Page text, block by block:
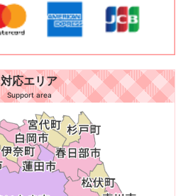
対応エリア
Support area